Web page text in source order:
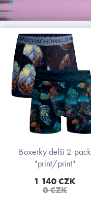
boxerky delší 2-pack
"print/print"
1 140 CZK
0 CZK